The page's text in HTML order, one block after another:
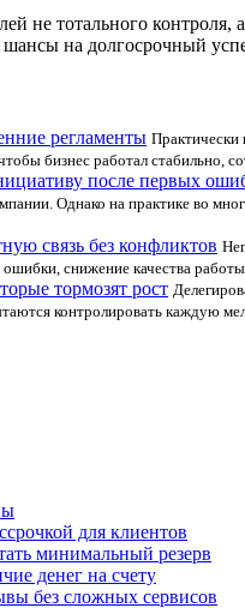
не тотального
шансы на долгосрочный
регламенты Практически
бизнес работал стабильно,
после первых
Однако на практике во
связь без конфликтов
снижение качества
тормозят рост
контролировать каждую
для клиентов
минимальный резерв
денег на счету
без сложных сервисов